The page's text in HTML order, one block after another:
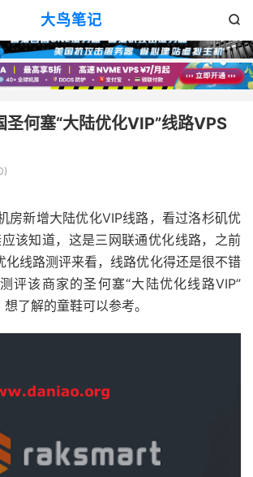
大鸟笔记 
何塞“大陆优化VIP”线路VPS
)
房新增大陆优化VIP线路，看过洛杉矶优
该知道，这是三网联通优化线路，之前
化线路测评来看，线路优化得还是很不错
评该商家的圣何塞“大陆优化线路VIP”
了解的童鞋可以参考。